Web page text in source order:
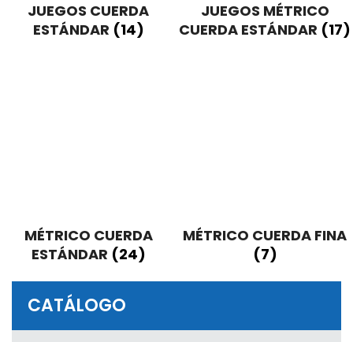
JUEGOS CUERDA
ESTÁNDAR (14)
JUEGOS MÉTRICO
CUERDA ESTÁNDAR (17)
MÉTRICO CUERDA
ESTÁNDAR (24)
MÉTRICO CUERDA FINA
(7)
CATÁLOGO